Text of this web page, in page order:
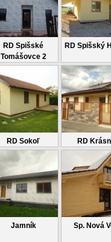
RD Spišské
Tomášovce 2
RD Spišský
RD Sokoľ RD
Jamník Sp. Nová